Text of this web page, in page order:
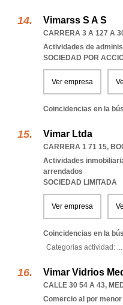
Vimarss S A S
CARRERA 3 A 127 A
Actividades de
SOCIEDAD POR
Ver empresa
Coincidencias en la
Vimar Ltda
CARRERA 1 71 15,
Actividades
arrendados
SOCIEDAD LIMITADA
Ver empresa
Coincidencias en la
Categorías actividad: ...
Vimar Vidrios
CALLE 30 54 A 43,
Comercio al por